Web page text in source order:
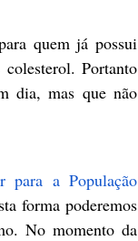
quem já possui
colesterol. Portanto
dia, mas que não
para a População
forma poderemos
No momento da